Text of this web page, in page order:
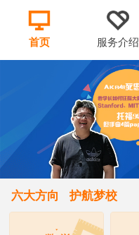
首页 服务介绍
六大方向 护航梦校